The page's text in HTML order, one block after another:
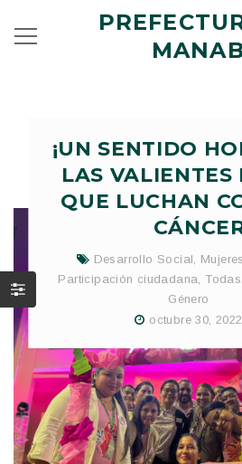
¡UN SENTIDO
LAS VALIENTES
QUE LUCHAN
Desarrollo Social, Mujeres
Participación ciudadana, Todas
Género
octubre 30, 2022